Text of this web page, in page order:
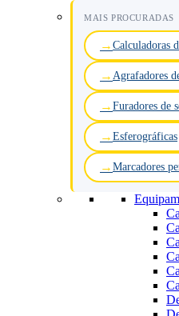
MAIS PROCURADAS
Calculadoras
Agrafadores
Furadores de
Esferográficas
Marcadores